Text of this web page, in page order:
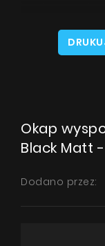
Okap
Black Matt
Dodano przez: